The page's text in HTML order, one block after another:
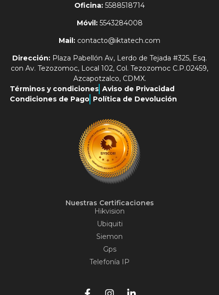
Oficina: 5588518714
Móvil:5543284008
Mail: contacto@iktatech.com
Dirección: Plaza Pabellón Av, Lerdo de Tejada #325, Esq.
con Av. Tezozomoc, Local 102, Col. Tezozomoc C.P.02459,
Azcapotzalco, CDMX.
Términos y condiciones Aviso de Privacidad
Condiciones de Pago Política de Devolución
Nuestras Certificaciones
Hikvision
Ubiquiti
Siemon
Gps
Telefonía IP